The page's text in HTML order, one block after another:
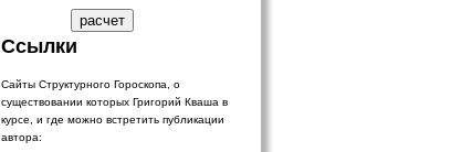
Ссылки
Сайты Структурного Гороскопа, о
существовании которых Григорий Кваша в
курсе, и где можно встретить публикации
автора: